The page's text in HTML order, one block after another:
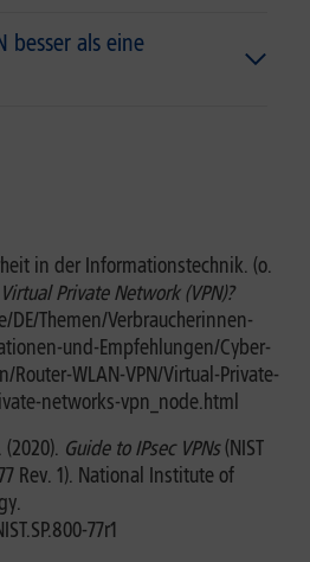
besser als eine
in der Informationstechnik. (o.
Private Network (VPN)?
Themen/Verbraucherinnen-
und-Empfehlungen/Cyber-
Router-WLAN-VPN/Virtual-Private-
networks-vpn_node.html
(2020). Guide to IPsec VPNs(NIST
Rev. 1). National Institute of
77r1